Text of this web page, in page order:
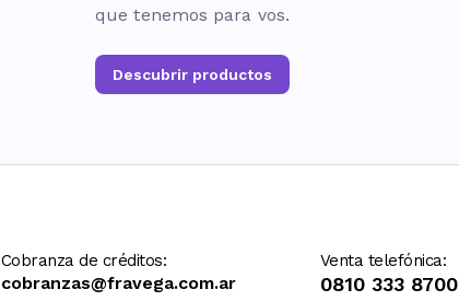
que tenemos para vos.
Descubrir productos
Cobranza de créditos:
cobranzas@fravega.com.ar
Venta telefónica:
0810 333 8700